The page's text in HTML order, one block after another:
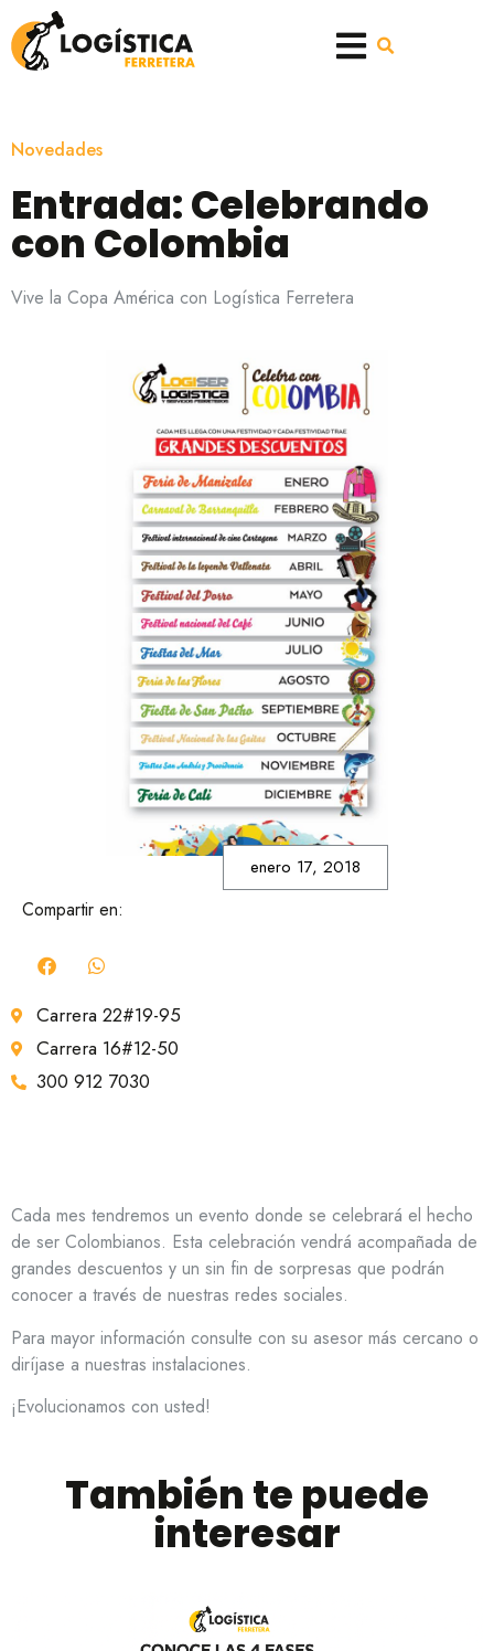
Novedades
Entrada: Celebrando
con Colombia
Vive la Copa América con Logística Ferretera
enero 17, 2018
Compartir en:
Carrera 22#19-95
Carrera 16#12-50
300 912 7030
Cada mes tendremos un evento donde se celebrará el hecho
de ser Colombianos. Esta celebración vendrá acompañada de
grandes descuentos y un sin fin de sorpresas que podrán
conocer a través de nuestras redes sociales.
Para mayor información consulte con su asesor más cercano o
diríjase a nuestras instalaciones.
¡Evolucionamos con usted!
También te puede
interesar